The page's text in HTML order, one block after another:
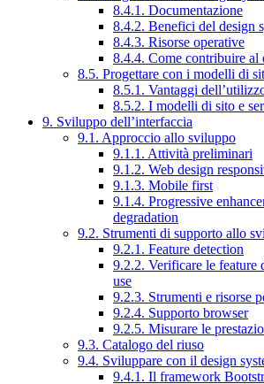
8.4.1. Documentazione
8.4.2. Benefici del design
8.4.3. Risorse operative
8.4.4. Come contribuire al
8.5. Progettare con i modelli di
8.5.1. Vantaggi
8.5.2. I modelli di sito e
9. Sviluppo dell’interfaccia
9.1. Approccio allo sviluppo
9.1.1. Attività preliminari
9.1.2. Web design
9.1.3. Mobile first
9.1.4. Progressive
degradation
9.2. Strumenti di supporto allo
9.2.1. Feature detection
9.2.2. Verificare le
use
9.2.3. Strumenti e risorse
9.2.4. Supporto browser
9.2.5. Misurare le
9.3. Catalogo del riuso
9.4. Sviluppare con il design
9.4.1. Il framework